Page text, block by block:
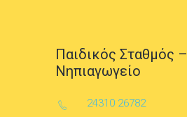
Παιδικός Σταθμός –
Νηπιαγωγείο
24310 26782